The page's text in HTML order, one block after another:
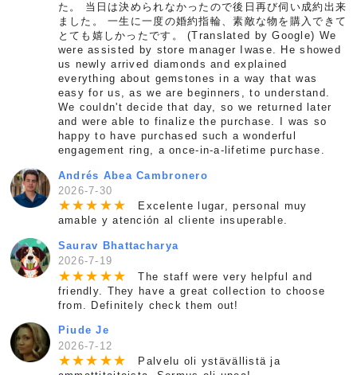
た。 当日は決められなかったので後日再び伺い成約出来
ました。 一生に一度の婚約指輪、素敵な物を購入できて
とても嬉しかったです。 (Translated by Google) We
were assisted by store manager Iwase. He showed
us newly arrived diamonds and explained
everything about gemstones in a way that was
easy for us, as we are beginners, to understand.
We couldn't decide that day, so we returned later
and were able to finalize the purchase. I was so
happy to have purchased such a wonderful
engagement ring, a once-in-a-lifetime purchase.
Andrés Abea Cambronero
2026-7-30
★★★ ★★
Excelente lugar, personal muy
amable y atención al cliente insuperable.
Saurav Bhattacharya
2026-7-19
★★★ ★★
The staff were very helpful and
friendly. They have a great collection to choose
from. Definitely check them out!
Piude Je
2026-7-12
★★★ ★★
Palvelu oli ystävällistä ja